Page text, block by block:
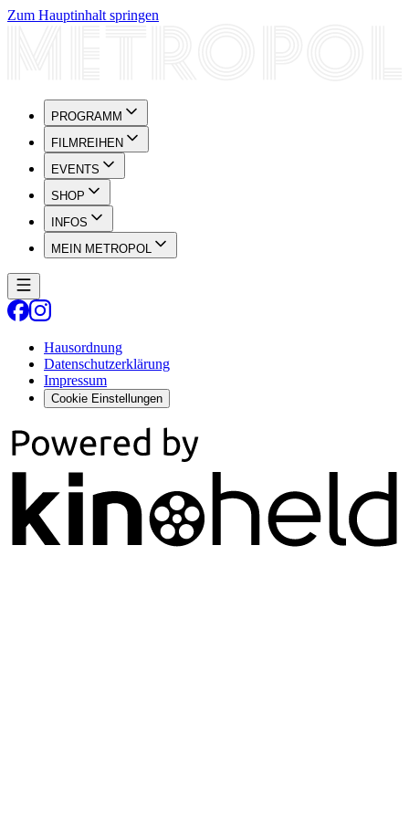
Zum Hauptinhalt springen
PROGRAMM
FILMREIHEN
EVENTS
SHOP
INFOS
MEIN METROPOL
Hausordnung
Datenschutzerklärung
Impressum
Cookie Einstellungen